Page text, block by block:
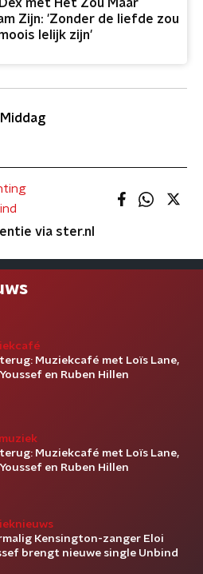
met Het Zou Maar
Zijn: 'Zonder de liefde zou
lelijk zijn'
via ster.nl
Muziekcafé met Loïs Lane,
en Ruben Hillen
Muziekcafé met Loïs Lane,
en Ruben Hillen
Kensington-zanger Eloi
brengt nieuwe single Unbind